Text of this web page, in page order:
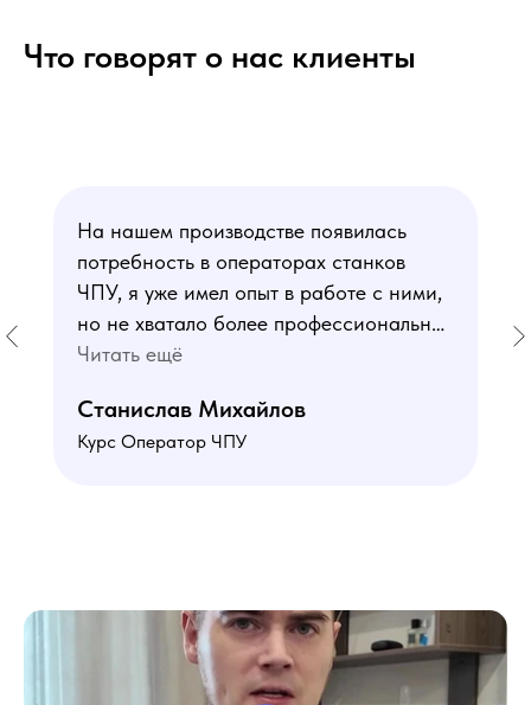
Что говорят о нас клиенты
На нашем производстве появилась
потребность в операторах станков
ЧПУ, я уже имел опыт в работе с ними,
но не хватало более профессиональных
знаний. В курсе мне понравился блок
и программированию - это как раз то,
чего мне не хватало. Преподаватели
доволен, в работе всё пригодилось!
Читать ещё
Станислав Михайлов
Курс Оператор ЧПУ